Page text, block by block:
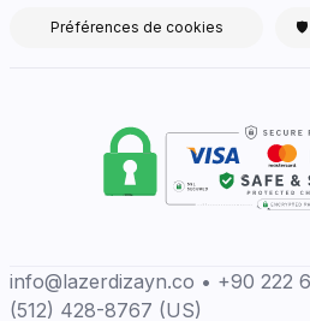
Préférences de cookies 🛡
info@lazerdizayn.co • +90 222
(512) 428-8767 (US)